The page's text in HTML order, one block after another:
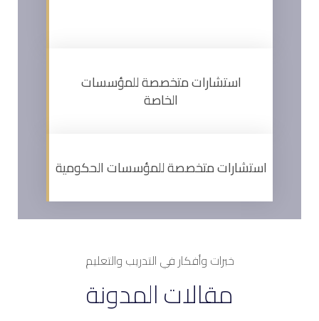
استشارات متخصصة للمؤسسات
الخاصة
استشارات متخصصة للمؤسسات الحكومية
خبرات وأفكار في التدريب والتعليم
مقالات المدونة